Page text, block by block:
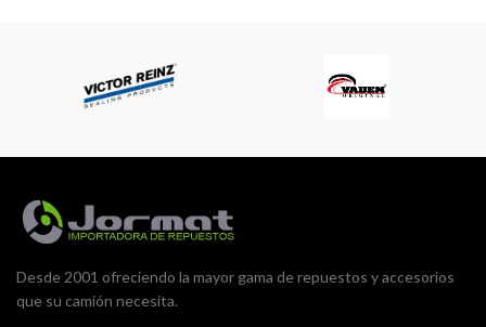
Desde 2001 ofreciendo la mayor gama de repuestos y accesorios
que su camión necesita.